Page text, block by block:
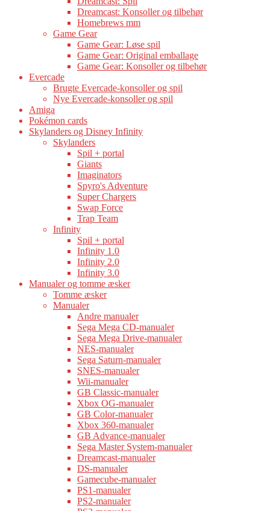
Dreamcast: Konsoller og tilbehør
Homebrews mm
Game Gear
Game Gear: Løse spil
Game Gear: Original emballage
Game Gear: Konsoller og tilbehør
Evercade
Brugte Evercade-konsoller og spil
Nye Evercade-konsoller og spil
Amiga
Pokémon cards
Skylanders og Disney Infinity
Skylanders
Spil + portal
Giants
Imaginators
Spyro's Adventure
Super Chargers
Swap Force
Trap Team
Infinity
Spil + portal
Infinity 1.0
Infinity 2.0
Infinity 3.0
Manualer og tomme æsker
Tomme æsker
Manualer
Andre manualer
Sega Mega CD-manualer
Sega Mega Drive-manualer
NES-manualer
Sega Saturn-manualer
SNES-manualer
Wii-manualer
GB Classic-manualer
Xbox OG-manualer
GB Color-manualer
Xbox 360-manualer
GB Advance-manualer
Sega Master System-manualer
Dreamcast-manualer
DS-manualer
Gamecube-manualer
PS1-manualer
PS2-manualer